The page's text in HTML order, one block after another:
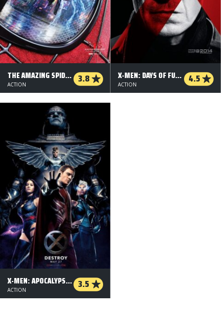
THE AMAZING SPIDER-MAN 2 - 2 D 3.8
ACTION
X-MEN: DAYS OF FUTURE PAST - 2D 4.5
ACTION
X-MEN: APOCALYPSE - 3 D 3.5
ACTION